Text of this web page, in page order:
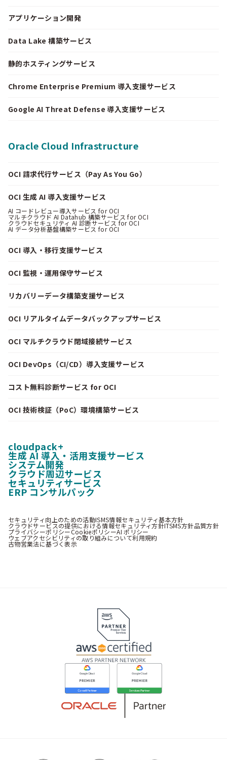
アプリケーション開発
Data Lake 構築サービス
静的ホスティングサービス
Chrome Enterprise Premium 導入支援サービス
Google AI Threat Defense 導入支援サービス
Oracle Cloud Infrastructure
OCI 請求代行サービス（Pay As You Go）
OCI 生成 AI 導入支援サービス
AI コードレビュー導入サービス for OCI
マルチクラウド AI Datahub 構築サービス for OCI
クラウドセキュリティ AI 診断サービス for OCI
AI データ分析基盤構築サービス for OCI
OCI 導入・移行支援サービス
OCI 監視・運用保守サービス
リカバリーデータ構築支援サービス
OCI リアルタイムデータバックアップサービス
OCI マルチクラウド閉域接続サービス
OCI DevOps（CI/CD）導入支援サービス
コスト無料診断サービス for OCI
OCI 技術検証（PoC）環境構築サービス
cloudpack+
生成 AI 導入・活用支援サービス
システム開発
クラウド周辺サービス
セキュリティサービス
ERP コンサルパック
セキュリティ向上のための活動ISMS情報セキュリティ基本方針
クラウドサービスの提供における情報セキュリティ方針ITSMS方針品質方針
プライバシーポリシーCookieポリシーAI ポリシー
ウェブアクセシビリティの取り組みについて利用規約
古物営業法に基づく表示